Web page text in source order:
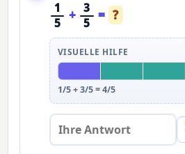
1
5
+ 3
5
= ?
VISUELLE HILFE
1/5 + 3/5 = 4/5